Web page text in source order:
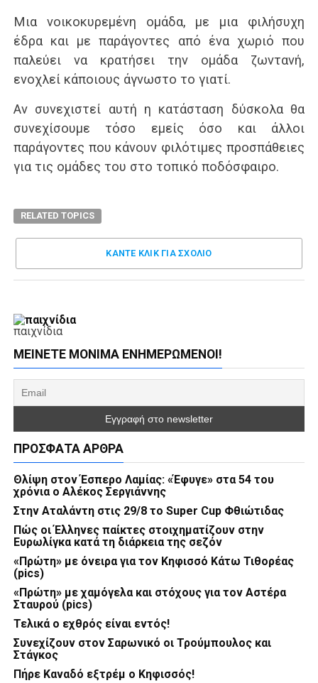
Μια νοικοκυρεμένη ομάδα, με μια φιλήσυχη
έδρα και με παράγοντες από ένα χωριό που
παλεύει να κρατήσει την ομάδα ζωντανή,
ενοχλεί κάποιους άγνωστο το γιατί.
Αν συνεχιστεί αυτή η κατάσταση δύσκολα θα
συνεχίσουμε τόσο εμείς όσο και άλλοι
παράγοντες που κάνουν φιλότιμες προσπάθειες
για τις ομάδες του στο τοπικό ποδόσφαιρο.
RELATED TOPICS
ΚΑΝΤΕ ΚΛΊΚ ΓΙΑ ΣΧΌΛΙΟ
παιχνίδια
ΜΕΊΝΕΤΕ ΜΌΝΙΜΑ ΕΝΗΜΕΡΏΜΕΝΟΙ!
ΠΡΌΣΦΑΤΑ ΆΡΘΡΑ
Θλίψη στον Έσπερο Λαμίας: «Έφυγε» στα 54 του
χρόνια ο Αλέκος Σεργιάννης
Στην Αταλάντη στις 29/8 το Super Cup Φθιώτιδας
Πώς οι Έλληνες παίκτες στοιχηματίζουν στην
Ευρωλίγκα κατά τη διάρκεια της σεζόν
«Πρώτη» με όνειρα για τον Κηφισσό Κάτω Τιθορέας
(pics)
«Πρώτη» με χαμόγελα και στόχους για τον Αστέρα
Σταυρού (pics)
Τελικά ο εχθρός είναι εντός!
Συνεχίζουν στον Σαρωνικό οι Τρούμπουλος και
Στάγκος
Πήρε Καναδό εξτρέμ ο Κηφισσός!